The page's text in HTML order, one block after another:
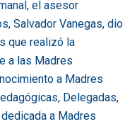
el asesor
Salvador Vanegas, dio
que realizó la
a las Madres
a Madres
Delegadas,
a Madres